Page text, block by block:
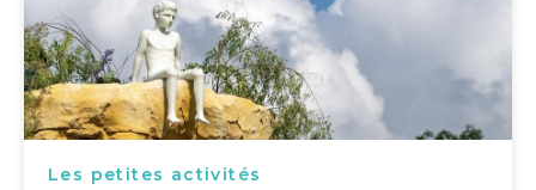
Les petites activités